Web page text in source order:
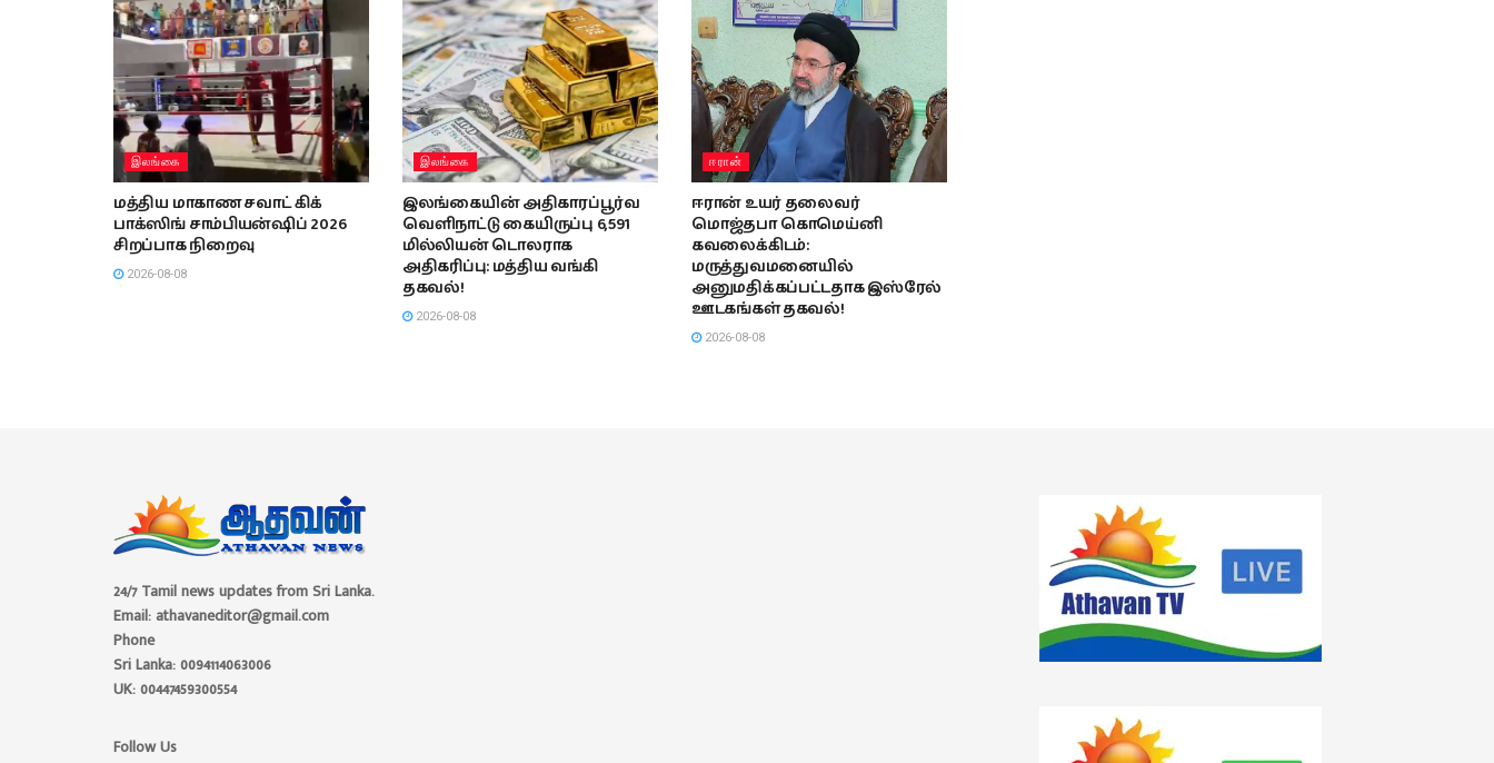
இலங்கை
மத்திய மாகாண சவாட் கிக்
பாக்ஸிங் சாம்பியன்ஷிப் 2026
சிறப்பாக நிறைவு
2026-08-08
இலங்கை
இலங்கையின் அதிகாரப்பூர்வ
வெளிநாட்டு கையிருப்பு 6,591
மில்லியன் டொலராக
அதிகரிப்பு: மத்திய வங்கி
தகவல்!
2026-08-08
ஈரான்
ஈரான் உயர் தலைவர்
மொஜ்தபா கொமெய்னி
கவலைக்கிடம்:
மருத்துவமனையில்
அனுமதிக்கப்பட்டதாக இஸ்ரேல்
ஊடகங்கள் தகவல்!
2026-08-08
24/7 Tamil news updates from Sri Lanka.
Email: athavaneditor@gmail.com
Phone
Sri Lanka: 0094114063006
UK: 00447459300554
Follow Us